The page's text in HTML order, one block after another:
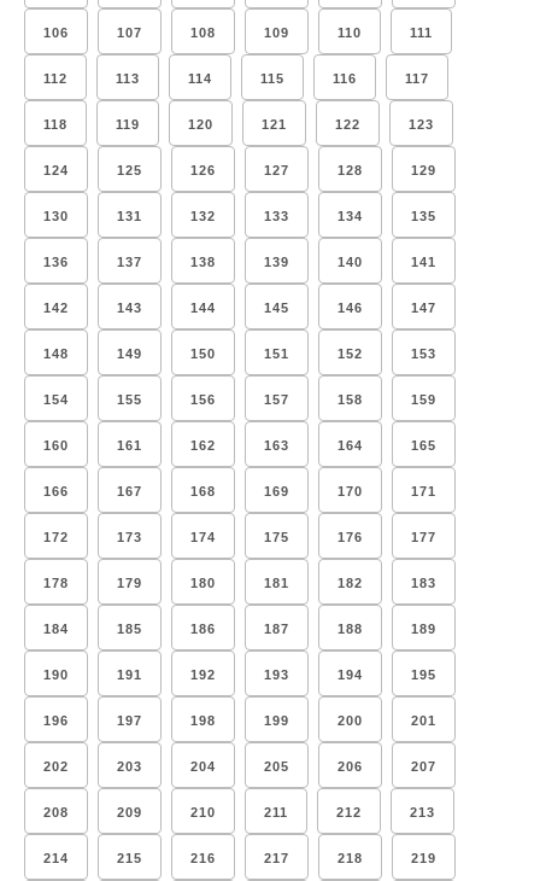
106 107 108 109 110 111
112 113 114 115 116 117
118 119 120 121 122 123
124 125 126 127 128 129
130 131 132 133 134 135
136 137 138 139 140 141
142 143 144 145 146 147
148 149 150 151 152 153
154 155 156 157 158 159
160 161 162 163 164 165
166 167 168 169 170 171
172 173 174 175 176 177
178 179 180 181 182 183
184 185 186 187 188 189
190 191 192 193 194 195
196 197 198 199 200 201
202 203 204 205 206 207
208 209 210 211 212 213
214 215 216 217 218 219